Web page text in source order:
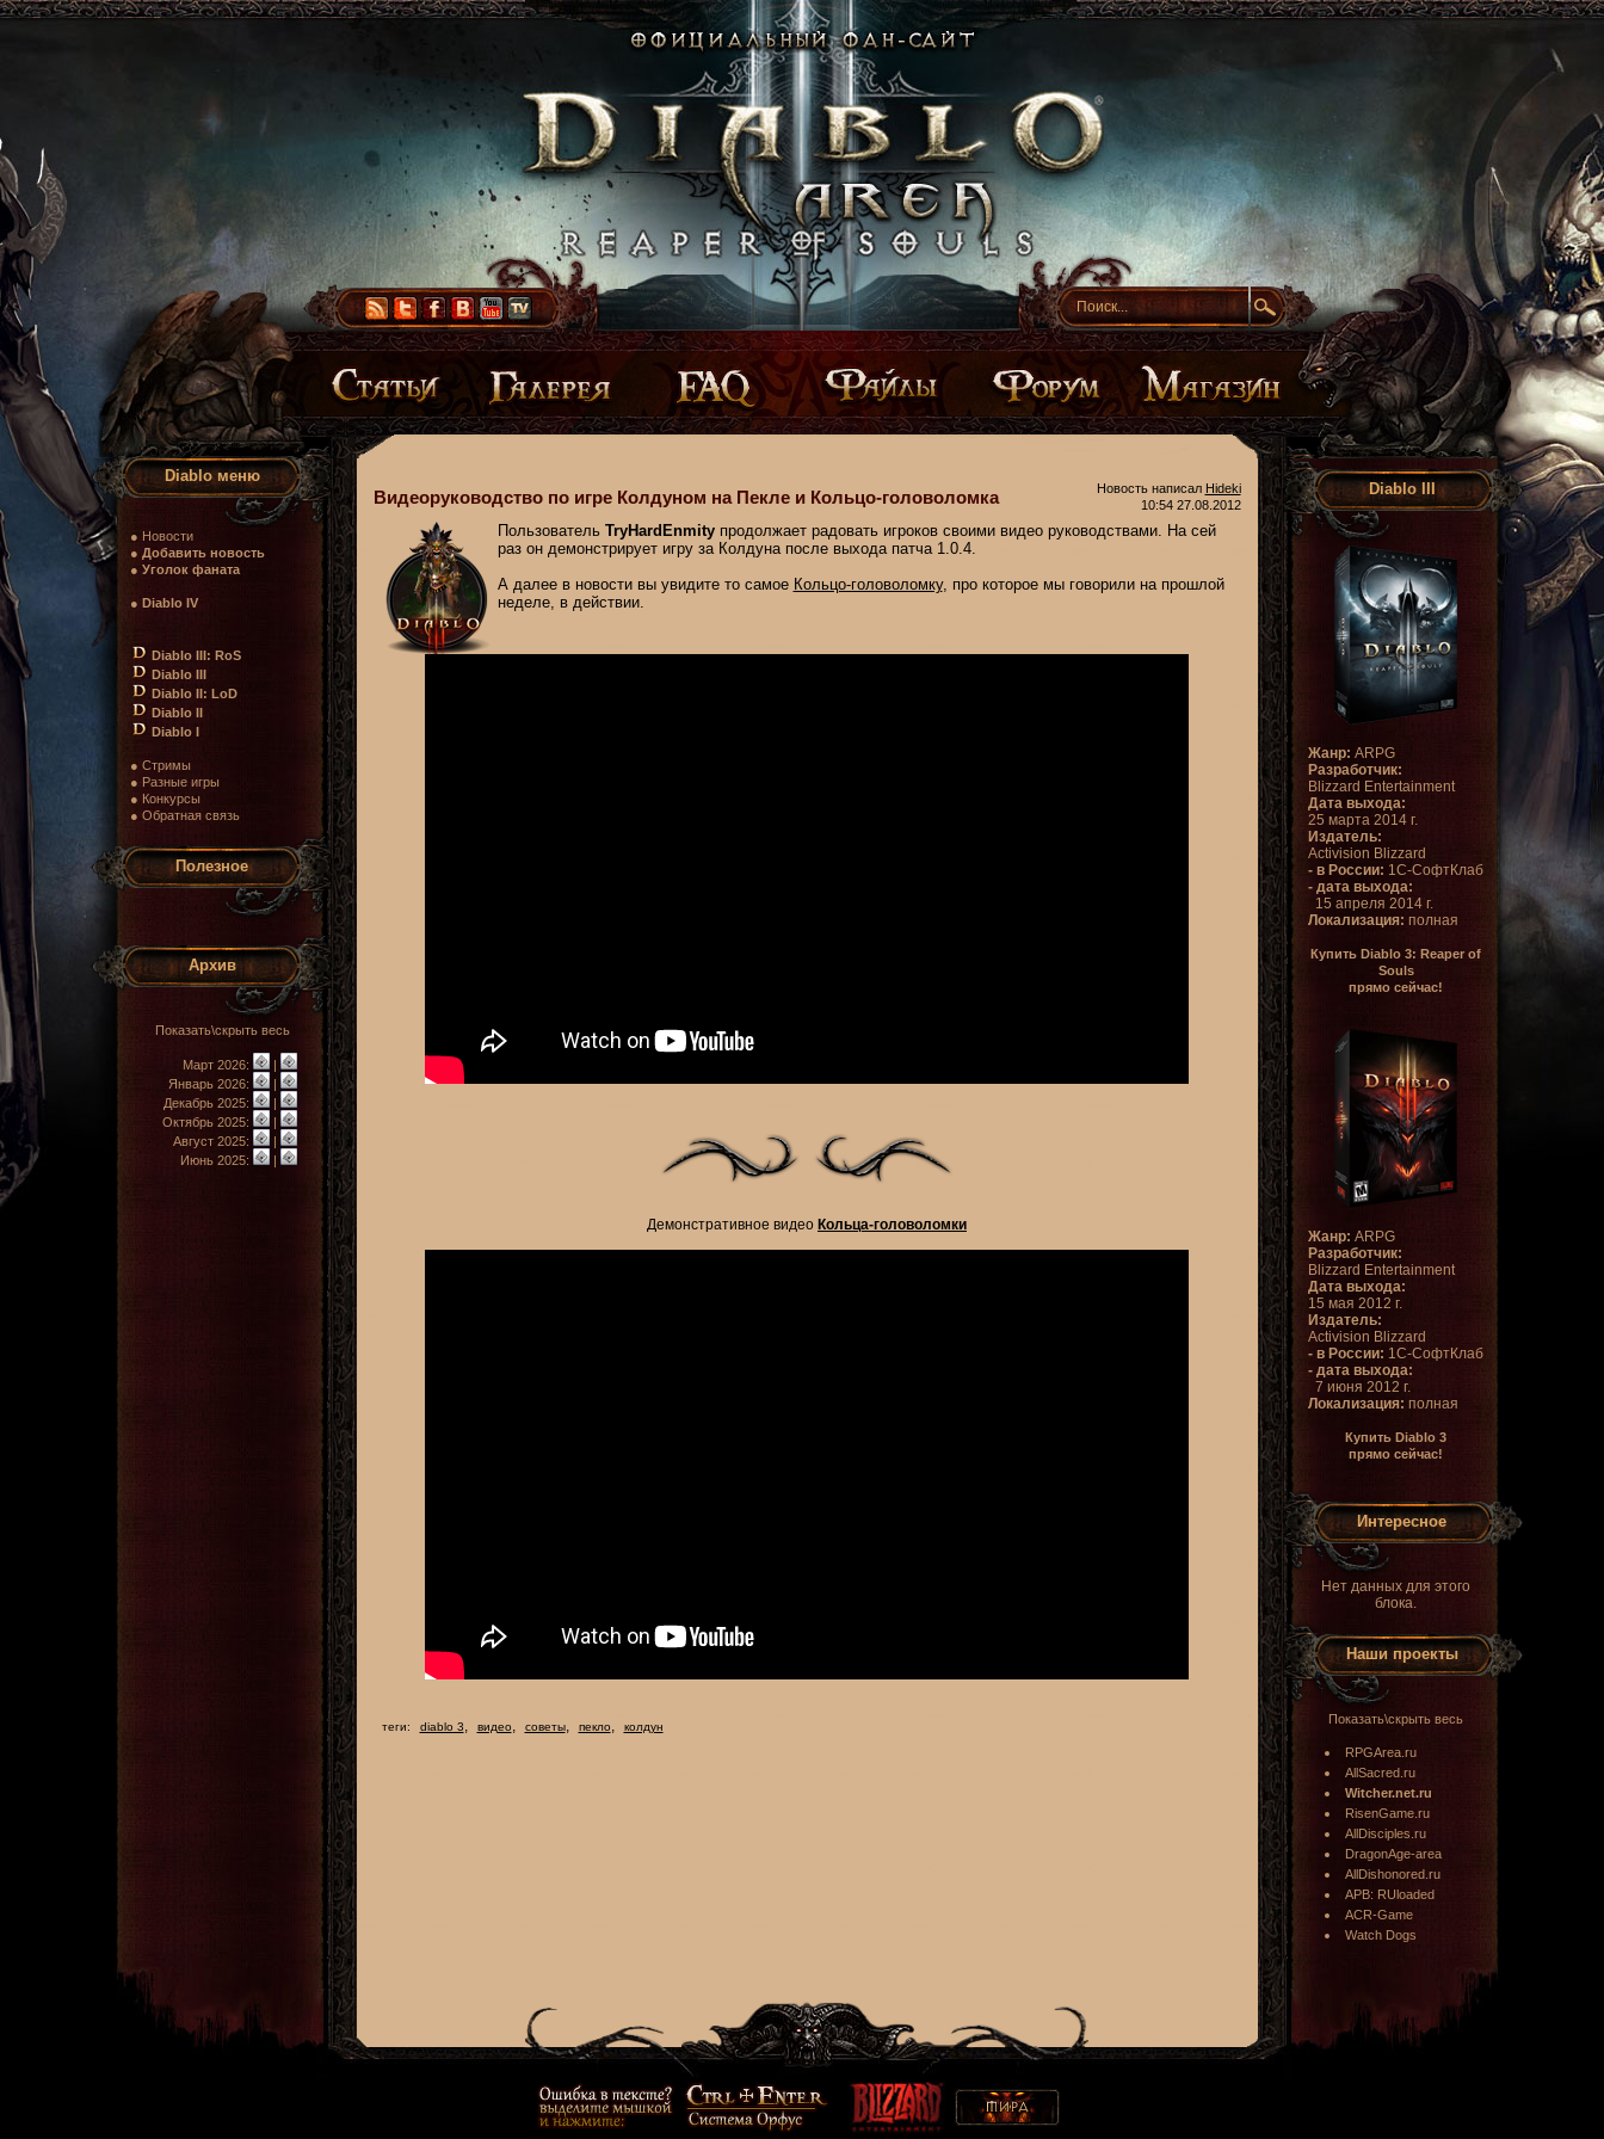
Diablo меню
● Новости
● Добавить новость
● Уголок фаната
● Diablo IV
Diablo III: RoS
Diablo III
Diablo II: LoD
Diablo II
Diablo I
● Стримы
● Разные игры
● Конкурсы
● Обратная связь
Полезное
Архив
Показать\скрыть весь
Март 2026:
|
Январь 2026:
|
Декабрь 2025:
|
Октябрь 2025:
|
Август 2025:
|
Июнь 2025:
|
Видеоруководство по игре Колдуном на Пекле и Кольцо-головоломка Новость написал Hideki
10:54 27.08.2012
Пользователь TryHardEnmityпродолжает радовать игроков своими видео руководствами. На сей
раз он демонстрирует игру за Колдуна после выхода патча 1.0.4.
А далее в новости вы увидите то самое Кольцо-головоломку, про которое мы говорили на прошлой
неделе, в действии.
Демонстративное видео Кольца-головоломки
теги: diablo 3, видео, советы, пекло, колдун
Diablo III
Жанр: ARPG
Разработчик:
Blizzard Entertainment
Дата выхода:
25 марта 2014 г.
Издатель:
Activision Blizzard
- в России: 1С-СофтКлаб
- дата выхода:
15 апреля 2014 г.
Локализация: полная
Купить Diablo 3: Reaper of
Souls
прямо сейчас!
Жанр: ARPG
Разработчик:
Blizzard Entertainment
Дата выхода:
15 мая 2012 г.
Издатель:
Activision Blizzard
- в России: 1С-СофтКлаб
- дата выхода:
7 июня 2012 г.
Локализация: полная
Купить Diablo 3
прямо сейчас!
Интересное
Нет данных для этого
блока.
Наши проекты
Показать\скрыть весь
RPGArea.ru
AllSacred.ru
Witcher.net.ru
RisenGame.ru
AllDisciples.ru
DragonAge-area
AllDishonored.ru
APB: RUloaded
ACR-Game
Watch Dogs